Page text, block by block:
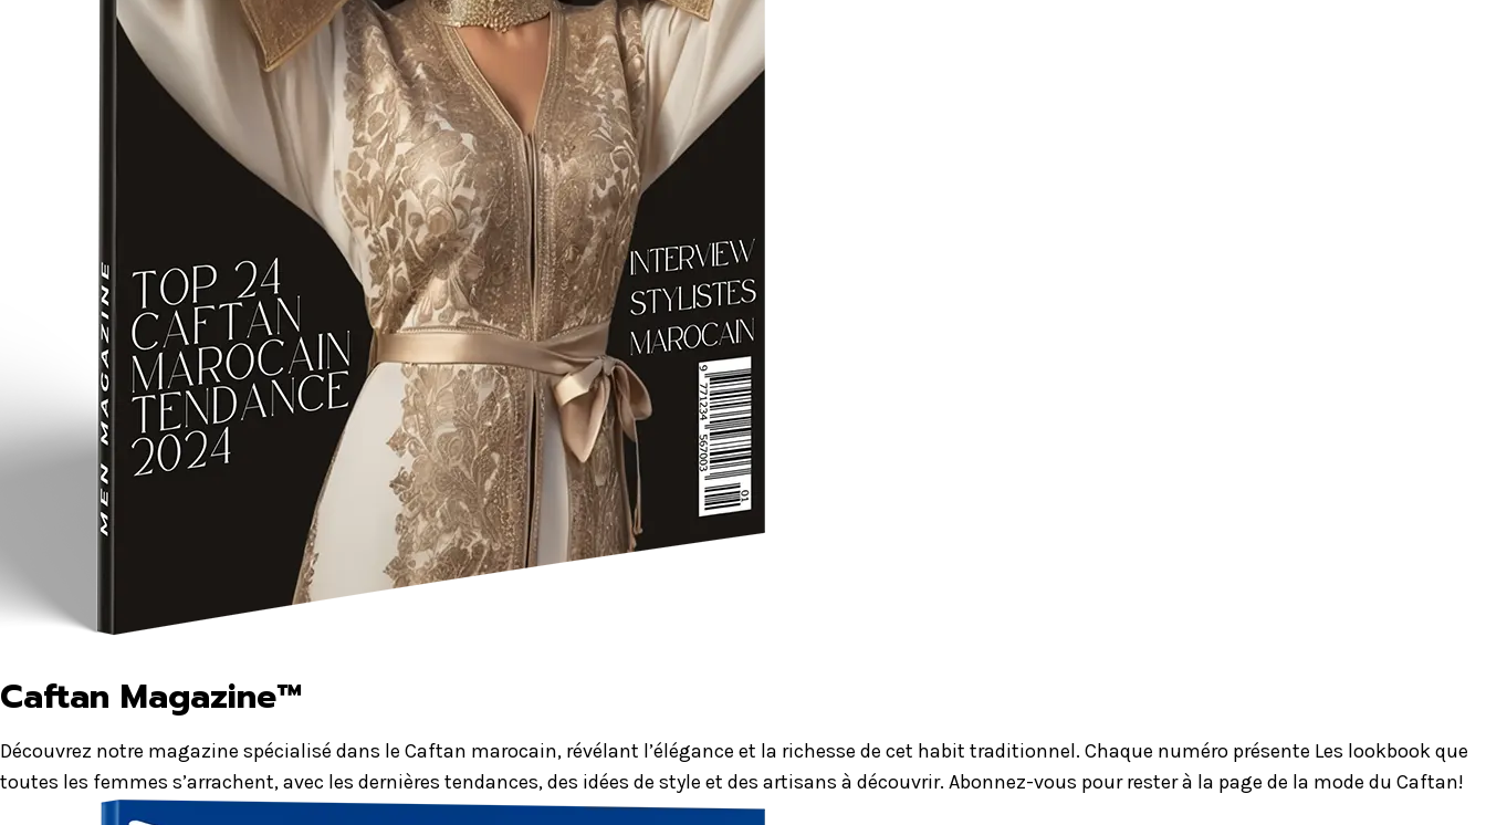
Caftan Magazine™
Découvrez notre magazine spécialisé dans le Caftan marocain, révélant l’élégance et la richesse de cet habit traditionnel. Chaque numéro présente Les lookbook que
toutes les femmes s’arrachent, avec les dernières tendances, des idées de style et des artisans à découvrir. Abonnez-vous pour rester à la page de la mode du Caftan!